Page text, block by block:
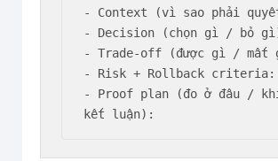
- Context (vì sao phải
- Decision (chọn gì / bỏ
- Trade-off (được gì / mất
- Risk + Rollback criteria:
- Proof plan (đo ở đâu /